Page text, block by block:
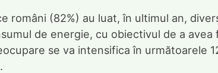
români (82%) au luat, în ultimul an,
de energie, cu obiectivul de a
se va intensifica în următoarele